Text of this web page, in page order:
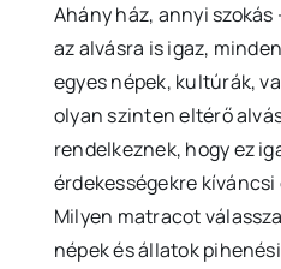
Ahány ház, annyi szokás
az alvásra is igaz,
egyes népek, kultúrák,
olyan szinten eltérő
rendelkeznek, hogy ez
érdekességekre kíváncsi
Milyen matracot
népek és állatok